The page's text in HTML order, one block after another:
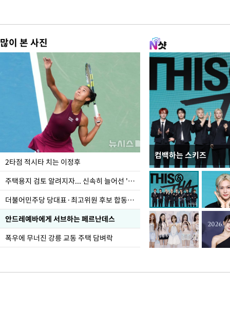
많이 본 사진
2타점 적시타 치는 이정후
주택용지 검토 알려지자... 신속히 늘어선 '근조화환'
더불어민주당 당대표·최고위원 후보 합동연설회
안드레예바에게 서브하는 페르난데스
폭우에 무너진 강릉 교동 주택 담벼락
컴백하는 스키즈
이번주 국회에는 무